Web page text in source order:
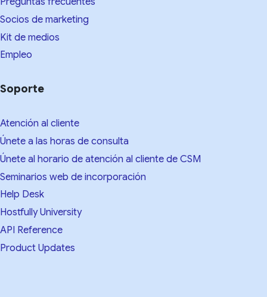
Socios de marketing
Kit de medios​
Empleo
Soporte
Atención al cliente
Únete a las horas de consulta
Únete al horario de atención al cliente de CSM
Seminarios web de incorporación
Help Desk
Hostfully University
API Reference
Product Updates